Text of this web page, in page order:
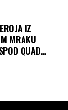
IZ
MRAKU
QUADA